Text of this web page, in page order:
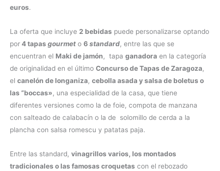
euros.
La oferta que incluye 2 bebidas puede personalizarse optando
por4 tapas gourmeto 6standard, entre las que se
encuentran el Maki de jamón, tapa ganadora en la categoría
de originalidad en el último Concurso de Tapas de Zaragoza,
el canelón de longaniza, cebolla asada y salsa de boletus o
las “boccas», una especialidad de la casa, que tiene
diferentes versiones como la de foie, compota de manzana
con salteado de calabacín o la de solomillo de cerda a la
plancha con salsa romescu y patatas paja.
Entre las standard, vinagrillos varios, los montados
tradicionales o las famosas croquetas con el rebozado